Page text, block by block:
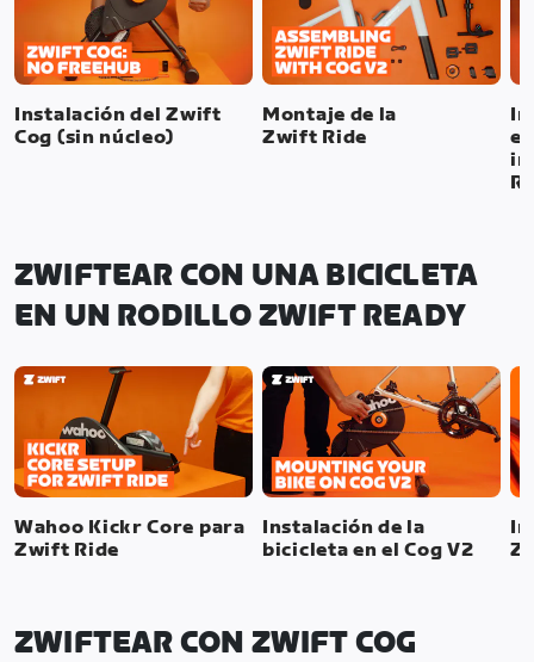
Instalación del Zwift
Cog (sin núcleo)
Montaje de la
Zwift Ride
ZWIFTEAR CON UNA BICICLETA
EN UN RODILLO ZWIFT READY
Wahoo Kickr Core para
Zwift Ride
Instalación de la
bicicleta en el Cog V2
ZWIFTEAR CON ZWIFT COG